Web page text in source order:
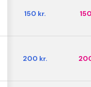
150 kr.
200 kr.